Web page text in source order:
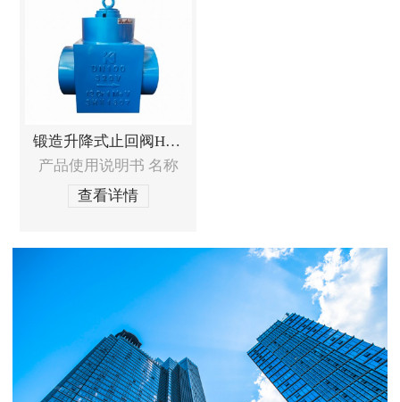
锻造升降式止回阀H61Y
产品使用说明书 名称
查看详情